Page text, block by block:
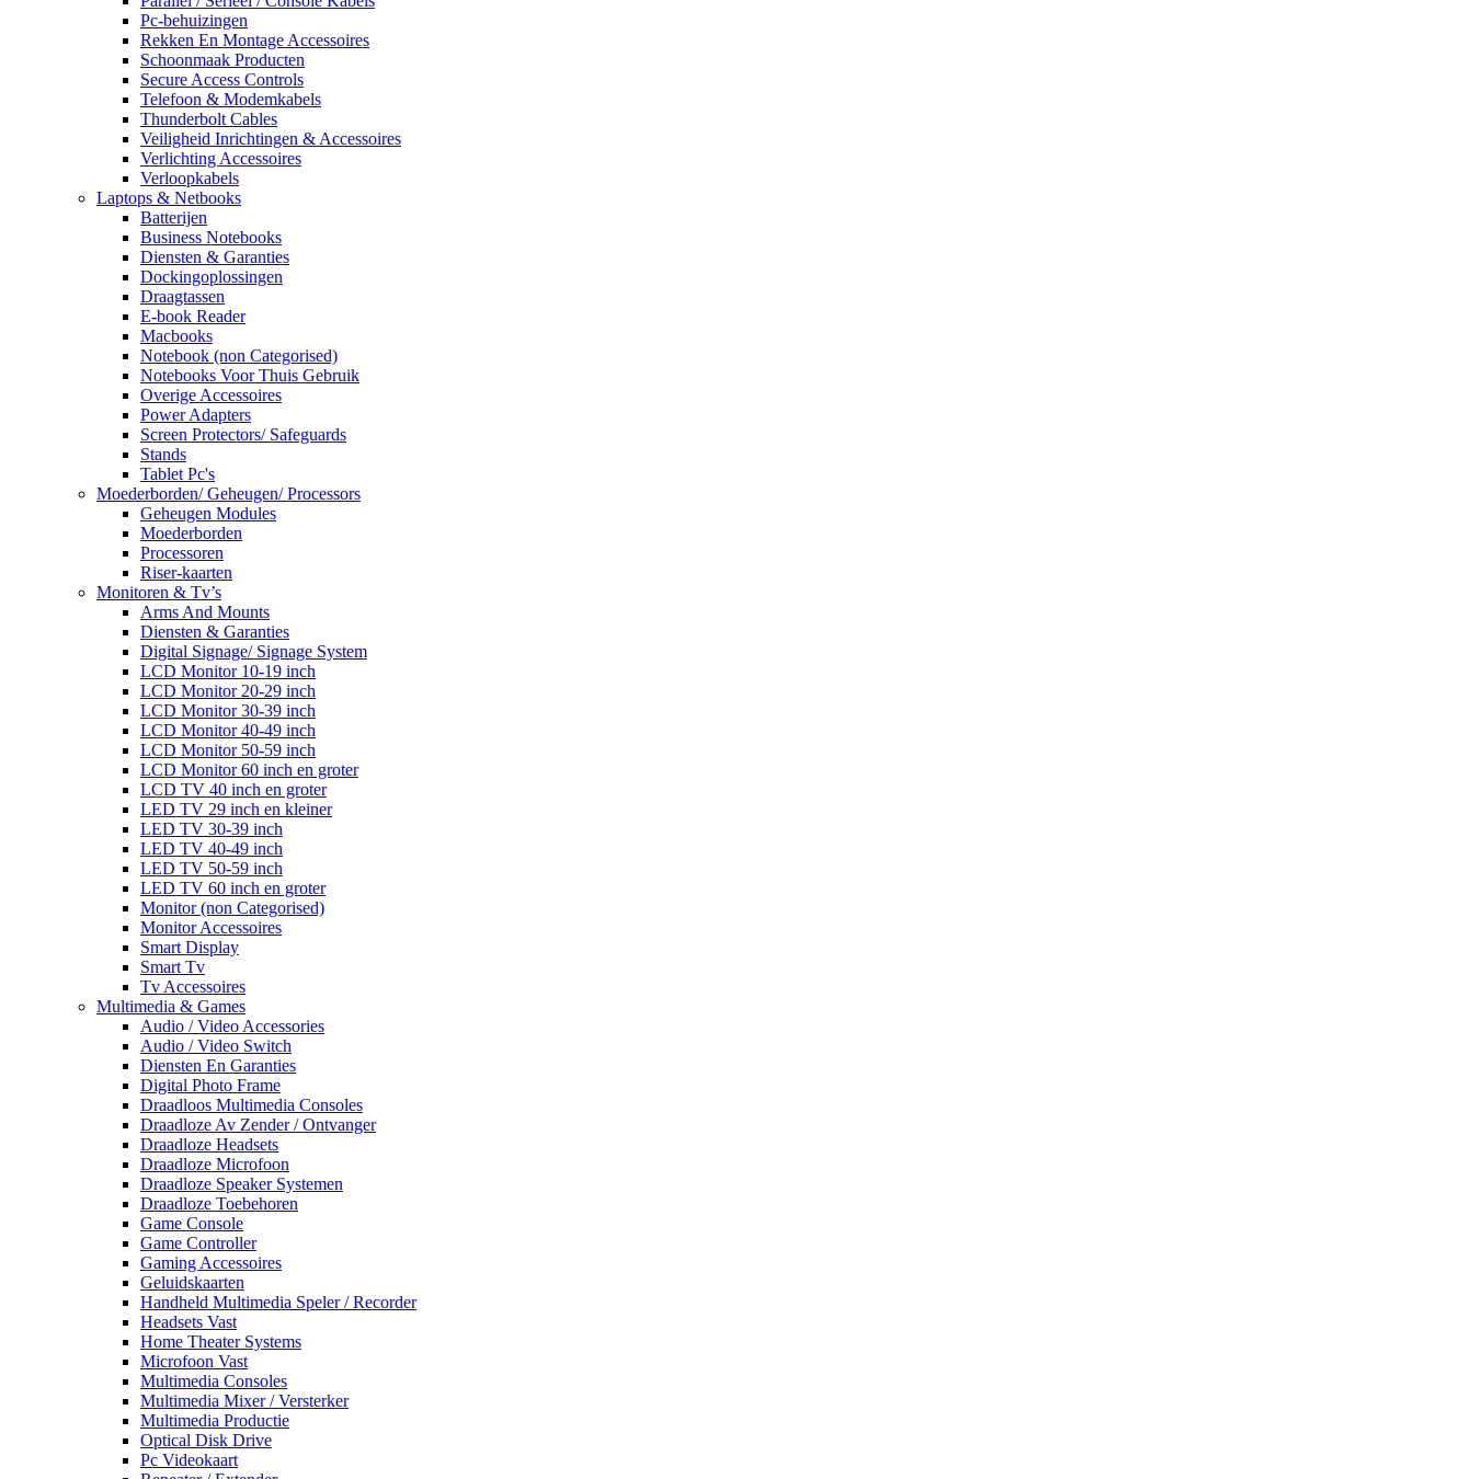
Pc-behuizingen
Rekken En Montage Accessoires
Schoonmaak Producten
Secure Access Controls
Telefoon & Modemkabels
Thunderbolt Cables
Veiligheid Inrichtingen & Accessoires
Verlichting Accessoires
Verloopkabels
Laptops & Netbooks
Batterijen
Business Notebooks
Diensten & Garanties
Dockingoplossingen
Draagtassen
E-book Reader
Macbooks
Notebook (non Categorised)
Notebooks Voor Thuis Gebruik
Overige Accessoires
Power Adapters
Screen Protectors/ Safeguards
Stands
Tablet Pc's
Moederborden/ Geheugen/ Processors
Geheugen Modules
Moederborden
Processoren
Riser-kaarten
Monitoren & Tv’s
Arms And Mounts
Diensten & Garanties
Digital Signage/ Signage System
LCD Monitor 10-19 inch
LCD Monitor 20-29 inch
LCD Monitor 30-39 inch
LCD Monitor 40-49 inch
LCD Monitor 50-59 inch
LCD Monitor 60 inch en groter
LCD TV 40 inch en groter
LED TV 29 inch en kleiner
LED TV 30-39 inch
LED TV 40-49 inch
LED TV 50-59 inch
LED TV 60 inch en groter
Monitor (non Categorised)
Monitor Accessoires
Smart Display
Smart Tv
Tv Accessoires
Multimedia & Games
Audio / Video Accessories
Audio / Video Switch
Diensten En Garanties
Digital Photo Frame
Draadloos Multimedia Consoles
Draadloze Av Zender / Ontvanger
Draadloze Headsets
Draadloze Microfoon
Draadloze Speaker Systemen
Draadloze Toebehoren
Game Console
Game Controller
Gaming Accessoires
Geluidskaarten
Handheld Multimedia Speler / Recorder
Headsets Vast
Home Theater Systems
Microfoon Vast
Multimedia Consoles
Multimedia Mixer / Versterker
Multimedia Productie
Optical Disk Drive
Pc Videokaart